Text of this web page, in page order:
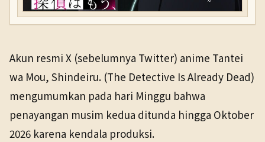
Akun resmi X (sebelumnya Twitter) anime Tantei
wa Mou, Shindeiru. (The Detective Is Already Dead)
mengumumkan pada hari Minggu bahwa
penayangan musim kedua ditunda hingga Oktober
2026 karena kendala produksi.